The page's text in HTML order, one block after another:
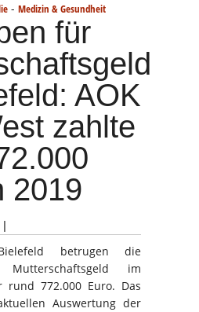
- Medizin & Gesundheit
für
AOK
zahlte
2019
|
betrugen die
im
rund 772.000 Euro. Das
Auswertung der